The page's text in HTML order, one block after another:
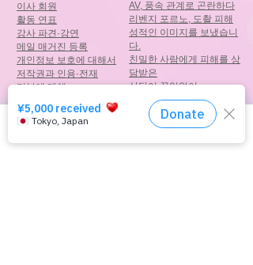
이사 회원
활동 연표
강사 파견·강연
메일 매거진 등록
개인정보 보호에 대해서
저작권과 인용·전재
기부에 대해
문의
직원 모집
AV, 풍속 관계로 곤란하다
리벤지 포르노, 도촬 피해
성적인 이미지를 보냈습니
다.
친밀한 사람에게 피해를 상
담받은
상담이 끊임없이
상담 창구
신고 기관 목록
국제 네트워크